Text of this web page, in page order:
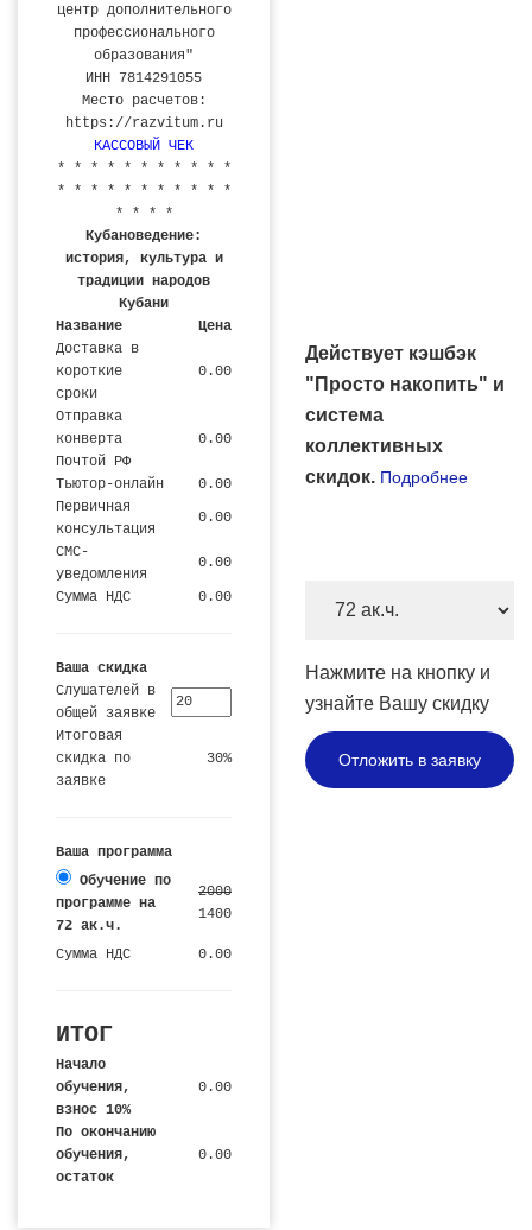
центр дополнительного
профессионального
образования"
ИНН 7814291055
Место расчетов:
https://razvitum.ru
КАССОВЫЙ ЧЕК
* * * * * * * * * * *
* * * * * * * * * * *
* * * *
Кубановедение:
история, культура и
традиции народов
Кубани
Название
Цена
Доставка в
короткие
сроки
0.00
Отправка
конверта
Почтой РФ
0.00
Тьютор-онлайн
0.00
Первичная
консультация
0.00
СМС-
уведомления
0.00
Сумма НДС 0.00
Ваша скидка
Слушателей в
общей заявке
Итоговая
скидка по
заявке
30%
Ваша программа
Обучение по
программе на
72 ак.ч.
2000
1400
Сумма НДС 0.00
ИТОГ
Начало
обучения,
взнос 10%
0.00
По окончанию
обучения,
остаток
0.00
Действует кэшбэк
"Просто накопить" и
система
коллективных
скидок. Подробнее
Нажмите на кнопку и
узнайте Вашу скидку
Отложить в заявку